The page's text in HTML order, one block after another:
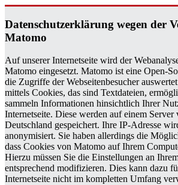
Da­ten­schutz­er­klä­rung wegen der
Ma­to­mo
Auf unserer Internetseite wird der
Matomo eingesetzt. Matomo ist eine Open-
die Zugriffe der Webseitenbesucher
mittels Cookies, das sind Textdateien,
sammeln Informationen hinsichtlich Ihrer
Internetseite. Diese werden auf einem
Deutschland gespeichert. Ihre IP-Adresse
anonymisiert. Sie haben allerdings die
dass Cookies von Matomo auf Ihrem
Hierzu müssen Sie die Einstellungen an
entsprechend modifizieren. Dies kann dazu
Internetseite nicht im kompletten Umfang